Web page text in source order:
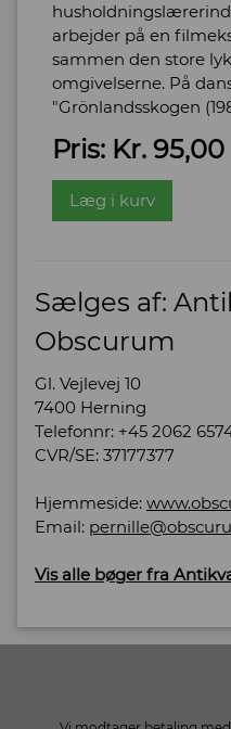
arbejder på en
sammen den store
omgivelserne. På
"Grönlandsskogen
Pris: Kr. 95,00
Læg i kurv
Sælges af:
Obscurum
Gl. Vejlevej 10
7400 Herning
Telefonnr: +45 2062
CVR/SE: 37177377
Hjemmeside:
Email:
Vis alle bøger fra